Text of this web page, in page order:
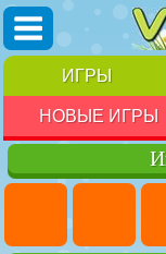
ИГРЫ
НОВЫЕ ИГРЫ